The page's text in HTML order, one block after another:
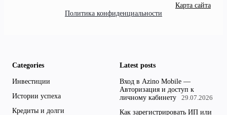
Карта сайта
Политика конфиденциальности
Categories
Инвестиции
Истории успеха
Кредиты и долги
Latest posts
Вход в Azino Mobile —
Авторизация и доступ к
личному кабинету
29.07.2026
Как зарегистрировать ИП или